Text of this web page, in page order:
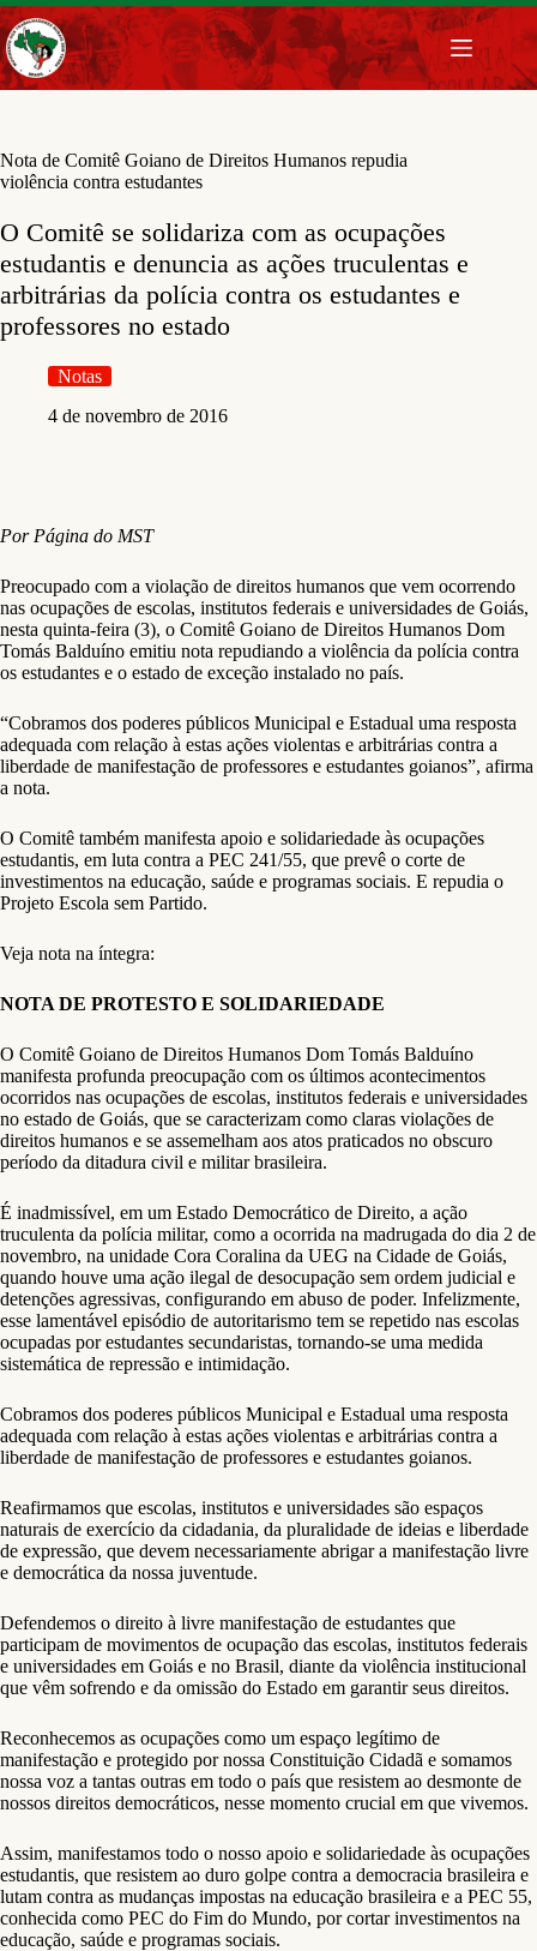
Pular
para
o
conteúdo
Nota de Comitê Goiano de Direitos Humanos repudia
violência contra estudantes
O Comitê se solidariza com as ocupações
estudantis e denuncia as ações truculentas e
arbitrárias da polícia contra os estudantes e
professores no estado
Notas
4 de novembro de 2016
Por Página do MST
Preocupado com a violação de direitos humanos que vem ocorrendo
nas ocupações de escolas, institutos federais e universidades de Goiás,
nesta quinta-feira (3), o Comitê Goiano de Direitos Humanos Dom
Tomás Balduíno emitiu nota repudiando a violência da polícia contra
os estudantes e o estado de exceção instalado no país.
“Cobramos dos poderes públicos Municipal e Estadual uma resposta
adequada com relação à estas ações violentas e arbitrárias contra a
liberdade de manifestação de professores e estudantes goianos”, afirma
a nota.
O Comitê também manifesta apoio e solidariedade às ocupações
estudantis, em luta contra a PEC 241/55, que prevê o corte de
investimentos na educação, saúde e programas sociais. E repudia o
Projeto Escola sem Partido.
Veja nota na íntegra:
NOTA DE PROTESTO E SOLIDARIEDADE
O Comitê Goiano de Direitos Humanos Dom Tomás Balduíno
manifesta profunda preocupação com os últimos acontecimentos
ocorridos nas ocupações de escolas, institutos federais e universidades
no estado de Goiás, que se caracterizam como claras violações de
direitos humanos e se assemelham aos atos praticados no obscuro
período da ditadura civil e militar brasileira.
É inadmissível, em um Estado Democrático de Direito, a ação
truculenta da polícia militar, como a ocorrida na madrugada do dia 2 de
novembro, na unidade Cora Coralina da UEG na Cidade de Goiás,
quando houve uma ação ilegal de desocupação sem ordem judicial e
detenções agressivas, configurando em abuso de poder. Infelizmente,
esse lamentável episódio de autoritarismo tem se repetido nas escolas
ocupadas por estudantes secundaristas, tornando-se uma medida
sistemática de repressão e intimidação.
Cobramos dos poderes públicos Municipal e Estadual uma resposta
adequada com relação à estas ações violentas e arbitrárias contra a
liberdade de manifestação de professores e estudantes goianos.
Reafirmamos que escolas, institutos e universidades são espaços
naturais de exercício da cidadania, da pluralidade de ideias e liberdade
de expressão, que devem necessariamente abrigar a manifestação livre
e democrática da nossa juventude.
Defendemos o direito à livre manifestação de estudantes que
participam de movimentos de ocupação das escolas, institutos federais
e universidades em Goiás e no Brasil, diante da violência institucional
que vêm sofrendo e da omissão do Estado em garantir seus direitos.
Reconhecemos as ocupações como um espaço legítimo de
manifestação e protegido por nossa Constituição Cidadã e somamos
nossa voz a tantas outras em todo o país que resistem ao desmonte de
nossos direitos democráticos, nesse momento crucial em que vivemos.
Assim, manifestamos todo o nosso apoio e solidariedade às ocupações
estudantis, que resistem ao duro golpe contra a democracia brasileira e
lutam contra as mudanças impostas na educação brasileira e a PEC 55,
conhecida como PEC do Fim do Mundo, por cortar investimentos na
educação, saúde e programas sociais.